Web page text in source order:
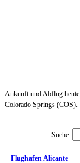
Ankunft und Abflug
Colorado Springs (COS).
Suche:
Flughafen Alicante